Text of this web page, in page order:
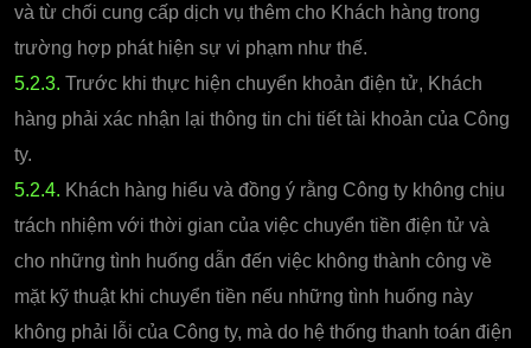
và từ chối cung cấp dịch vụ thêm cho Khách hàng trong
trường hợp phát hiện sự vi phạm như thế.
5.2.3. Trước khi thực hiện chuyển khoản điện tử, Khách
hàng phải xác nhận lại thông tin chi tiết tài khoản của Công
ty.
5.2.4. Khách hàng hiểu và đồng ý rằng Công ty không chịu
trách nhiệm với thời gian của việc chuyển tiền điện tử và
cho những tình huống dẫn đến việc không thành công về
mặt kỹ thuật khi chuyển tiền nếu những tình huống này
không phải lỗi của Công ty, mà do hệ thống thanh toán điện